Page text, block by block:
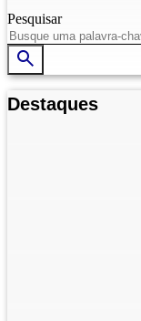
Pesquisar
Destaques